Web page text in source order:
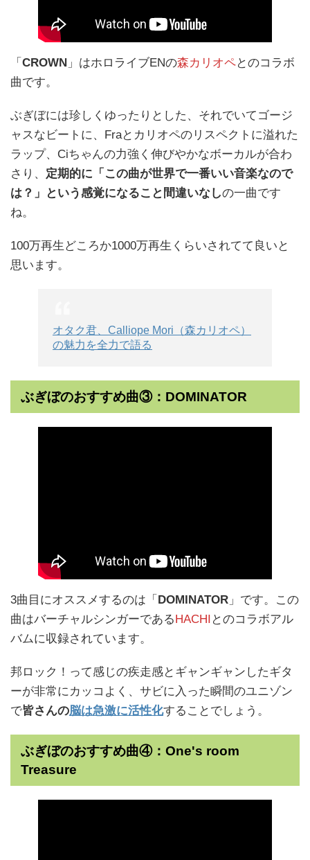
「 CROWN 」はホロライブENの森カリオペとのコラボ
曲です。
ぶぎぼには珍しくゆったりとした、それでいてゴージ
ャスなビートに、Fraとカリオペのリスペクトに溢れた
ラップ、Ciちゃんの力強く伸びやかなボーカルが合わ
さり、 定期的に「この曲が世界で一番いい音楽なので
は？」という感覚になること間違いなしの一曲です
ね。
100万再生どころか1000万再生くらいされてて良いと
思います。
オタク君、Calliope Mori（森カリオペ）
の魅力を全力で語る
ぶぎぼのおすすめ曲③：DOMINATOR
3曲目にオススメするのは「 DOMINATOR 」です。この
曲はバーチャルシンガーである HACHI とのコラボアル
バムに収録されています。
邦ロック！って感じの疾走感とギャンギャンしたギタ
ーが非常にカッコよく、サビに入った瞬間のユニゾン
で皆さんの脳は急激に活性化することでしょう。
ぶぎぼのおすすめ曲④：One's room
Treasure